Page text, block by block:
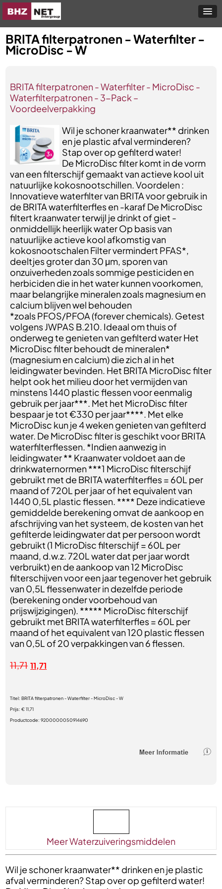
BRITA filterpatronen - Waterfilter -
MicroDisc - W
BRITA filterpatronen - Waterfilter - MicroDisc -
Waterfilterpatronen - 3-Pack –
Voordeelverpakking
Wil je schoner kraanwater** drinken
en je plastic afval verminderen?
Stap over op gefilterd water!
De MicroDisc filter komt in de vorm
van een filterschijf gemaakt van actieve kool uit
natuurlijke kokosnootschillen. Voordelen :
Innovatieve waterfilter van BRITA voor gebruik in
de BRITA waterfilterfles en -karaf De MicroDisc
filtert kraanwater terwijl je drinkt of giet -
onmiddellijk heerlijk water Op basis van
natuurlijke actieve kool afkomstig van
kokosnootschalen Filter vermindert PFAS*,
deeltjes groter dan 30 μm, sporen van
onzuiverheden zoals sommige pesticiden en
herbiciden die in het water kunnen voorkomen,
maar belangrijke mineralen zoals magnesium en
calcium blijven wel behouden
*zoals PFOS/PFOA (forever chemicals). Getest
volgens JWPAS B.210. Ideaal om thuis of
onderweg te genieten van gefilterd water Het
MicroDisc filter behoudt de mineralen*
(magnesium en calcium) die zich al in het
leidingwater bevinden. Het BRITA MicroDisc filter
helpt ook het milieu door het vermijden van
minstens 1440 plastic flessen voor eenmalig
gebruik per jaar***. Met het MicroDisc filter
bespaar je tot €330 per jaar****. Met elke
MicroDisc kun je 4 weken genieten van gefilterd
water. De MicroDisc filter is geschikt voor BRITA
waterfilterflessen. *Indien aanwezig in
leidingwater ** Kraanwater voldoet aan de
drinkwaternormen ***1 MicroDisc filterschijf
gebruikt met de BRITA waterfilterfles = 60L per
maand of 720L per jaar of het equivalent van
1440 0,5L plastic flessen. **** Deze indicatieve
gemiddelde berekening omvat de aankoop en
afschrijving van het systeem, de kosten van het
gefilterde leidingwater dat per persoon wordt
gebruikt (1 MicroDisc filterschijf = 60L per
maand, d.w.z. 720L water dat per jaar wordt
verbruikt) en de aankoop van 12 MicroDisc
filterschijven voor een jaar tegenover het gebruik
van 0,5L flessenwater in dezelfde periode
(berekening onder voorbehoud van
prijswijzigingen). ***** MicroDisc filterschijf
gebruikt met BRITA waterfilterfles = 60L per
maand of het equivalent van 120 plastic flessen
van 0,5L of 20 verpakkingen van 6 flessen.
11,71 11,71
Titel:BRITA filterpatronen - Waterfilter - MicroDisc - W
Prijs:€ 11,71
Productcode:9200000050914690
Meer Waterzuiveringsmiddelen
Wil je schoner kraanwater** drinken en je plastic
afval verminderen? Stap over op gefilterd water!